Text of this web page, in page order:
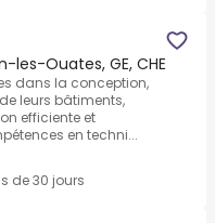
les-Ouates, GE, CHE
dans la conception,
leurs bâtiments,
efficiente et
en techni...
de 30 jours